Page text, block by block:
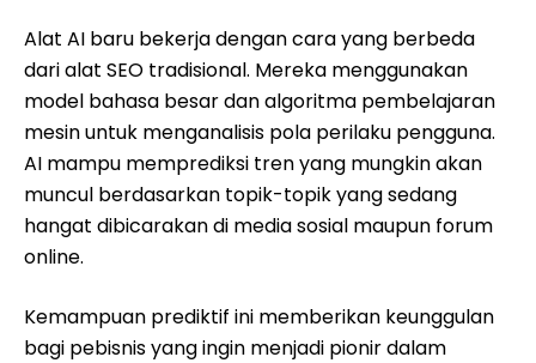
Alat AI baru bekerja dengan cara yang berbeda
dari alat SEO tradisional. Mereka menggunakan
model bahasa besar dan algoritma pembelajaran
mesin untuk menganalisis pola perilaku pengguna.
AI mampu memprediksi tren yang mungkin akan
muncul berdasarkan topik-topik yang sedang
hangat dibicarakan di media sosial maupun forum
online.
Kemampuan prediktif ini memberikan keunggulan
bagi pebisnis yang ingin menjadi pionir dalam